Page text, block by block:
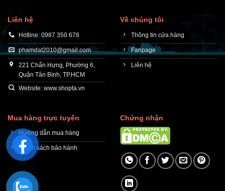
Liên hệ
Hotline: 0987 350 678
phamdat2010@gmail.com
221 Chấn Hưng, Phường 6,
Quận Tân Bình, TP.HCM
Website: www.shopta.vn
Về chúng tôi
Thông tin cửa hàng
Fanpage
Liên hệ
Mua hàng trực tuyến
Hướng dẫn mua hàng
Chính sách bảo hành
Chứng nhận